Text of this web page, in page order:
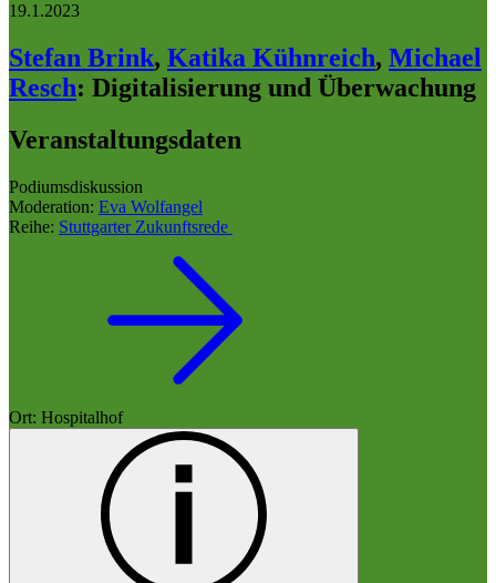
19.1.2023
Stefan Brink, Katika Kühnreich, Michael
Resch: Digitalisierung und Überwachung
Veranstaltungsdaten
Podiumsdiskussion
Moderation: Eva Wolfangel
Reihe: Stuttgarter Zukunftsrede
Ort: Hospitalhof